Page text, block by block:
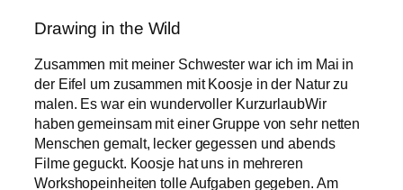
Drawing in the Wild
Zusammen mit meiner Schwester war ich im Mai in
der Eifel um zusammen mit Koosje in der Natur zu
malen. Es war ein wundervoller KurzurlaubWir
haben gemeinsam mit einer Gruppe von sehr netten
Menschen gemalt, lecker gegessen und abends
Filme geguckt. Koosje hat uns in mehreren
Workshopeinheiten tolle Aufgaben gegeben. Am